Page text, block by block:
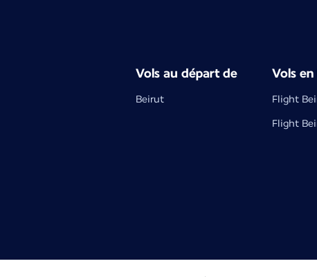
Vols au départ de
Beirut
Vols en
Flight
Flight